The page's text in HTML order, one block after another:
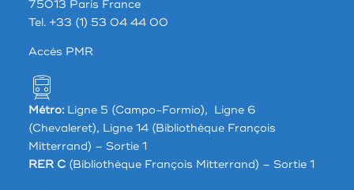
75013 Paris France
Tel. +33 (1) 53 04 44 00
Accés PMR
Métro:Ligne 5 (Campo-Formio), Ligne 6
(Chevaleret), Ligne 14 (Bibliothèque François
Mitterrand) – Sortie 1
RER C(Bibliothèque François Mitterrand) – Sortie 1